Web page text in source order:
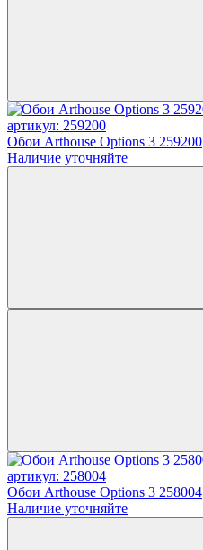
артикул: 259200
Обои Arthouse Options 3 259200
Наличие уточняйте
артикул: 258004
Обои Arthouse Options 3 258004
Наличие уточняйте